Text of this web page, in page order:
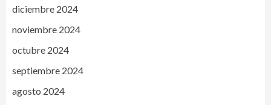
diciembre 2024
noviembre 2024
octubre 2024
septiembre 2024
agosto 2024